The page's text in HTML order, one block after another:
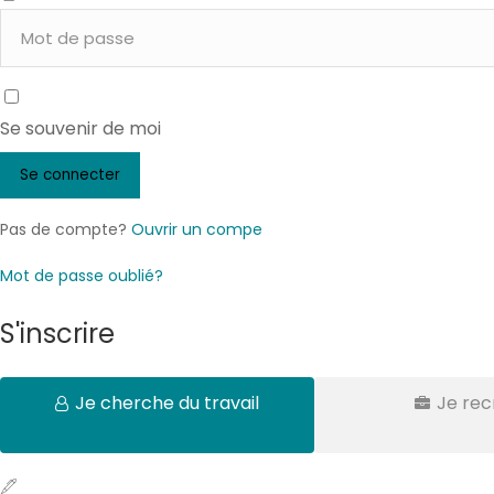
Se souvenir de moi
Pas de compte? Ouvrir un compe
Mot de passe oublié?
S'inscrire
Je cherche du travail Je